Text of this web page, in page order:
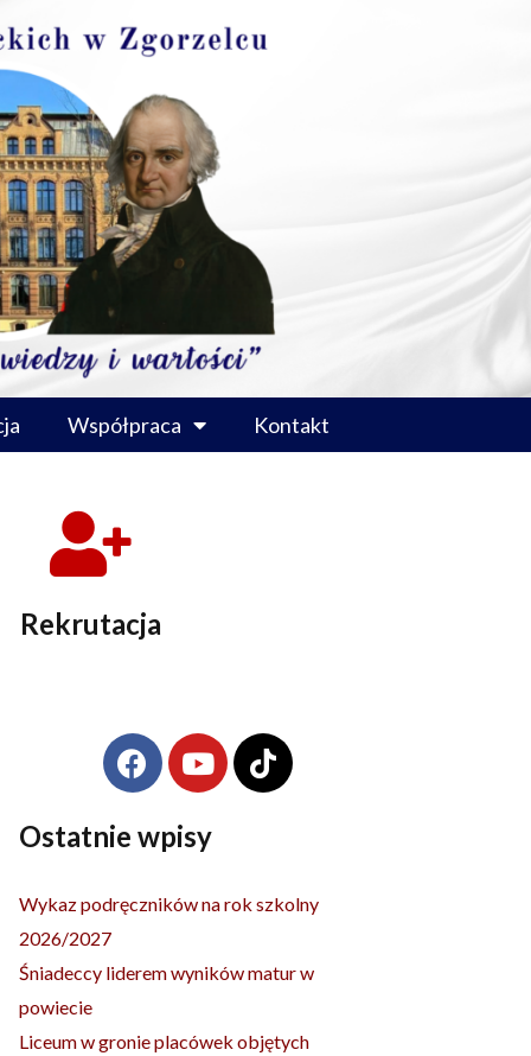
Współpraca Kontakt
Rekrutacja
F
a
e
o
Y
o
t
b
T
i
k
Ostatnie wpisy
Wykaz podręczników na rok szkolny
2026/2027
Śniadeccy liderem wyników matur w
powiecie
Liceum w gronie placówek objętych